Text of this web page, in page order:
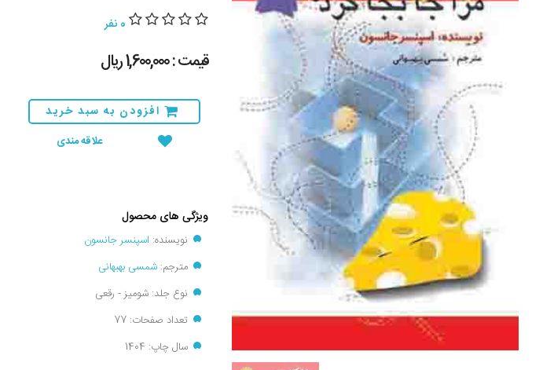
0 نفر
قیمت : 1,600,000 ريال
افزودن به سبد خرید
علاقه مندی
ویژگی های محصول
نویسنده: اسپنسر جانسون
مترجم: شمسی بهبهانی
نوع جلد: شومیز - رقعی
تعداد صفحات: 77
سال چاپ: 1404